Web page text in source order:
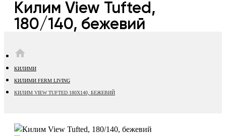
Килим View Tufted,
180/140, бежевий
КИЛИМИ
КИЛИМИ FERM LIVING
КИЛИМ VIEW TUFTED 180Х140, БЕЖЕВИЙ